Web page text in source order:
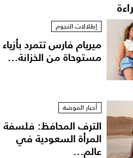
إطلالات النجوم
ميريام فارس تتمرد بأزياء
مستوحاة من الخزانة...
أخبار الموضة
الترف المحافظ: فلسفة
المرأة السعودية في
عالم...